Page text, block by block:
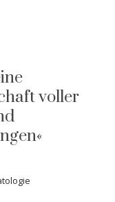
voller